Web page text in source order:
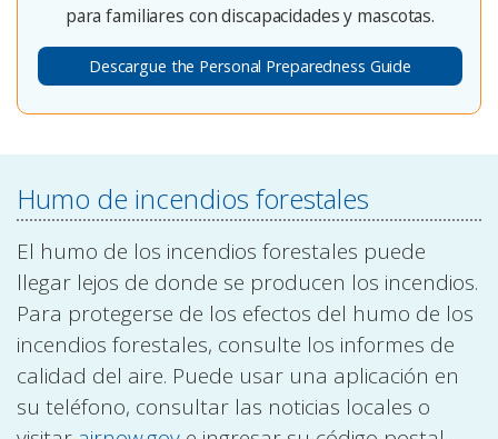
para familiares con discapacidades y mascotas.
Descargue the Personal Preparedness Guide
Humo de incendios forestales
El humo de los incendios forestales puede
llegar lejos de donde se producen los incendios.
Para protegerse de los efectos del humo de los
incendios forestales, consulte los informes de
calidad del aire. Puede usar una aplicación en
su teléfono, consultar las noticias locales o